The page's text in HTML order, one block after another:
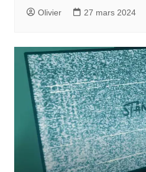
Olivier 27 mars 2024